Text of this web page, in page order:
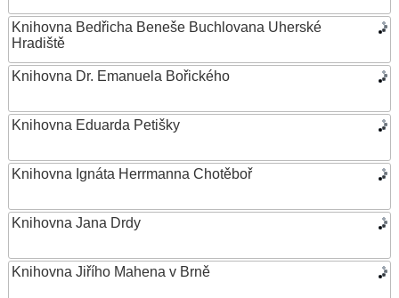
Knihovna Bedřicha Beneše Buchlovana Uherské
Hradiště
Knihovna Dr. Emanuela Bořického
Knihovna Eduarda Petišky
Knihovna Ignáta Herrmanna Chotěboř
Knihovna Jana Drdy
Knihovna Jiřího Mahena v Brně